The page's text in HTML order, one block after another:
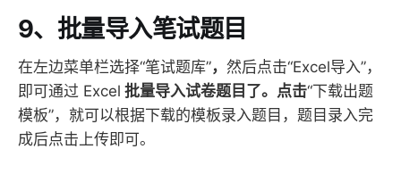
9、批量导入笔试题目
在左边菜单栏选择“笔试题库”， 然后点击“Excel导入”，
即可通过 Excel 批量导入试卷题目了。点击“下载出题
模板”，就可以根据下载的模板录入题目，题目录入完
成后点击上传即可。